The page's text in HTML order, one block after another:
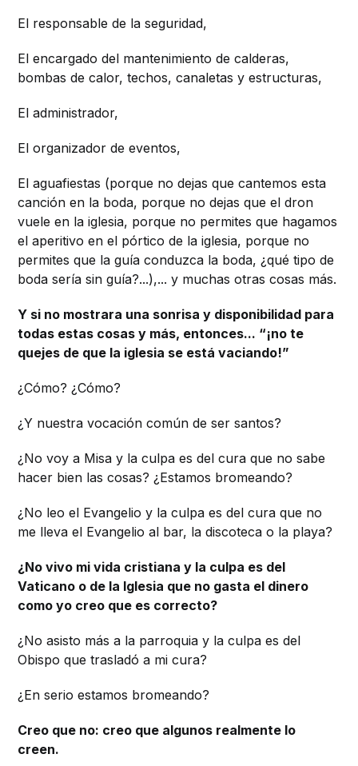
El responsable de la seguridad,
El encargado del mantenimiento de calderas,
bombas de calor, techos, canaletas y estructuras,
El administrador,
El organizador de eventos,
El aguafiestas (porque no dejas que cantemos esta
canción en la boda, porque no dejas que el dron
vuele en la iglesia, porque no permites que hagamos
el aperitivo en el pórtico de la iglesia, porque no
permites que la guía conduzca la boda, ¿qué tipo de
boda sería sin guía?...),... y muchas otras cosas más.
Y si no mostrara una sonrisa y disponibilidad para
todas estas cosas y más, entonces... “¡no te
quejes de que la iglesia se está vaciando!”
¿Cómo? ¿Cómo?
¿Y nuestra vocación común de ser santos?
¿No voy a Misa y la culpa es del cura que no sabe
hacer bien las cosas? ¿Estamos bromeando?
¿No leo el Evangelio y la culpa es del cura que no
me lleva el Evangelio al bar, la discoteca o la playa?
¿No vivo mi vida cristiana y la culpa es del
Vaticano o de la Iglesia que no gasta el dinero
como yo creo que es correcto?
¿No asisto más a la parroquia y la culpa es del
Obispo que trasladó a mi cura?
¿En serio estamos bromeando?
Creo que no: creo que algunos realmente lo
creen.